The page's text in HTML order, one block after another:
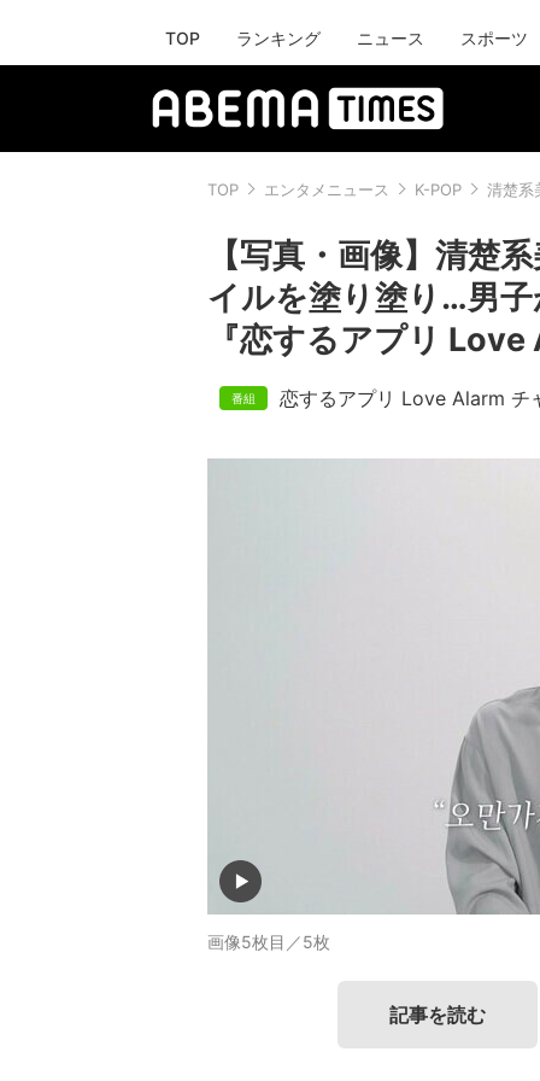
TOP ランキング ニュース スポーツ
TOP エンタメニュース K-POP 清楚系
【写真・画像】清楚
イルを塗り塗り…男
『恋するアプリ
恋するアプリ Love Alarm チ
画像5枚目／5枚
記事を読む